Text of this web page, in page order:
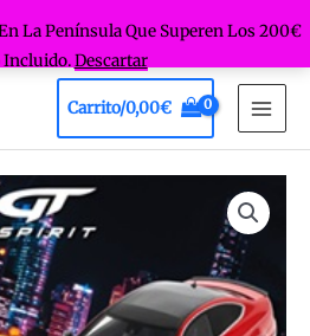
La Península Que Superen Los 200€
Incluido.Descartar
Carrito/0,00€